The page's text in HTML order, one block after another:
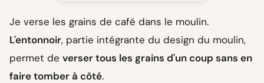
Je verse les grains de café dans le moulin.
L'entonnoir, partie intégrante du design du moulin,
permet de verser tous les grains d'un coup sans en
faire tomber à côté.